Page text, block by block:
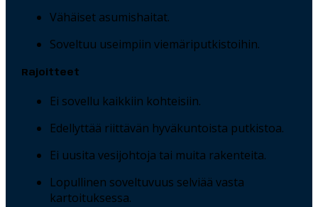
Vähäiset asumishaitat.
Soveltuu useimpiin viemäriputkistoihin.
Rajoitteet
Ei sovellu kaikkiin kohteisiin.
Edellyttää riittävän hyväkuntoista putkistoa.
Ei uusita vesijohtoja tai muita rakenteita.
Lopullinen soveltuvuus selviää vasta
kartoituksessa.